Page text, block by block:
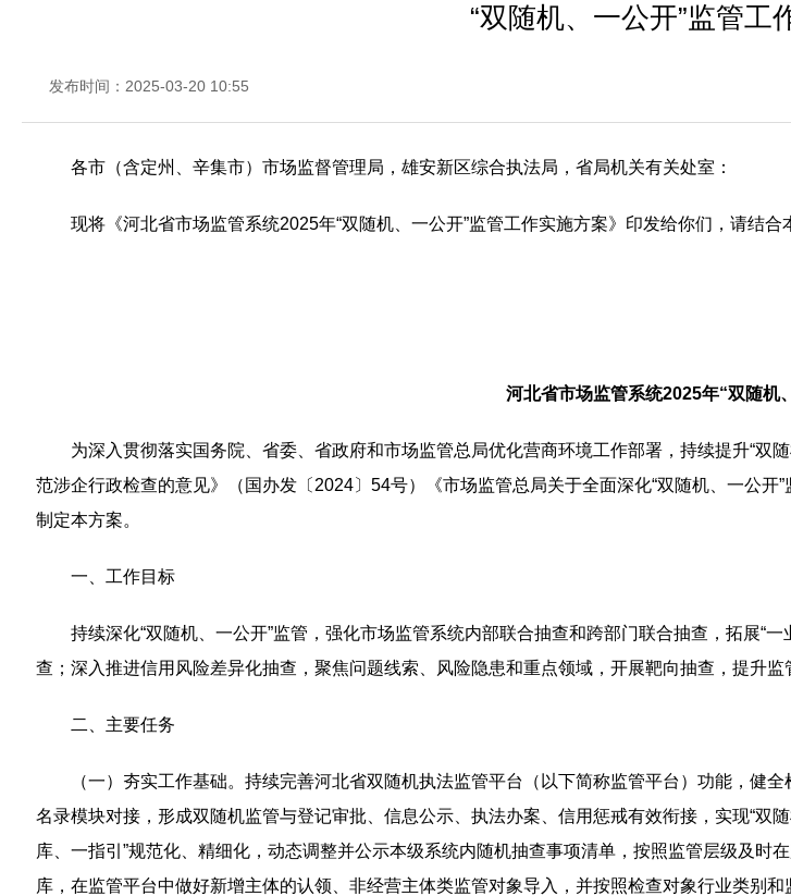
“双随机、一公开”监管工
发布时间：2025-03-20 10:55
各市（含定州、辛集市）市场监督管理局，雄安新区综合执法局，省局机关有关处室：
现将《河北省市场监管系统2025年“双随机、一公开”监管工作实施方案》印发给你们，请结合
河北省市场监管系统2025年“双随机
为深入贯彻落实国务院、省委、省政府和市场监管总局优化营商环境工作部署，持续提升“
范涉企行政检查的意见》（国办发〔2024〕54号）《市场监管总局关于全面深化“双随机、一公
制定本方案。
一、工作目标
持续深化“双随机、一公开”监管，强化市场监管系统内部联合抽查和跨部门联合抽查，拓展“
查；深入推进信用风险差异化抽查，聚焦问题线索、风险隐患和重点领域，开展靶向抽查，提升
二、主要任务
（一）夯实工作基础。持续完善河北省双随机执法监管平台（以下简称监管平台）功能，健
名录模块对接，形成双随机监管与登记审批、信息公示、执法办案、信用惩戒有效衔接，实现“双
库、一指引”规范化、精细化，动态调整并公示本级系统内随机抽查事项清单，按照监管层级及
库，在监管平台中做好新增主体的认领、非经营主体类监管对象导入，并按照检查对象行业类别